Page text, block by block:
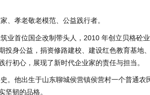
、孝老敬老模范、公益践行者。
业首位国企改制带头人，2010 年创立贝格砼
投身公益，捐资修路建校、建设红色教育基地
初心，展现了新时代企业家的责任与担当。
。他出生于山东聊城侯营镇侯营村一个普通农
坚韧的品格。